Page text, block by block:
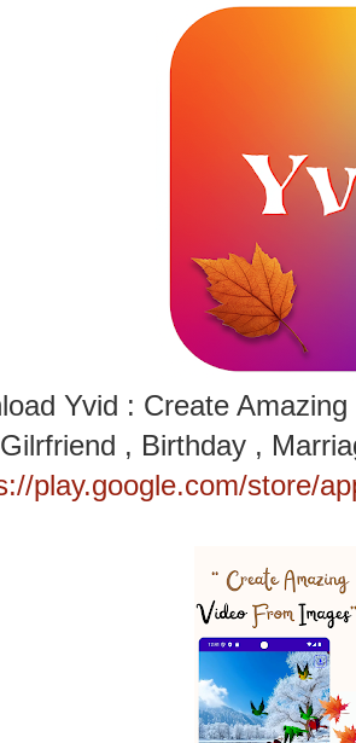
Yvid : Create
Gilrfriend , Birthday ,
play.google.com/store/